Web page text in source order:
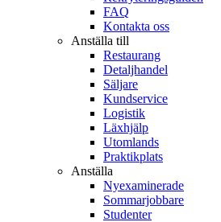
FAQ
Kontakta oss
Anställa till
Restaurang
Detaljhandel
Säljare
Kundservice
Logistik
Läxhjälp
Utomlands
Praktikplats
Anställa
Nyexaminerade
Sommarjobbare
Studenter